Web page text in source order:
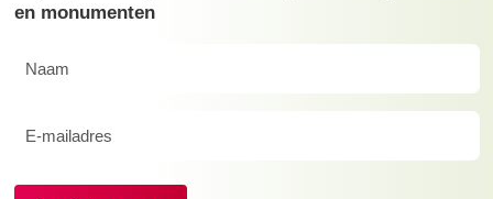
en monumenten
(Vereist)